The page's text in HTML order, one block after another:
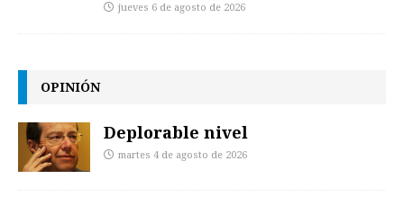
jueves 6 de agosto de 2026
OPINIÓN
Deplorable nivel
martes 4 de agosto de 2026